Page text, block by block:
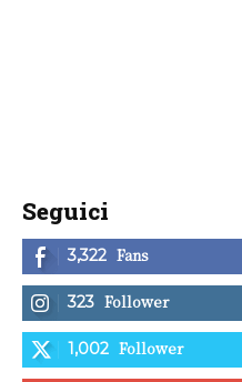
Seguici
3,322 Fans
323 Follower
1,002 Follower